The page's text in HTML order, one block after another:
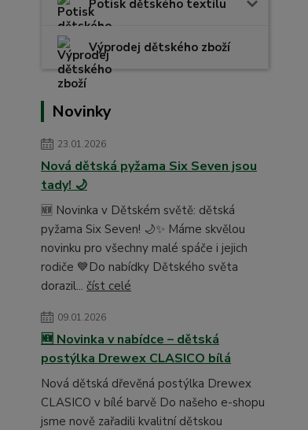
Potisk dětského textilu
Výprodej dětského zboží
Novinky
23.01.2026
Nová dětská pyžama Six Seven jsou
tady! 🌙
🆕 Novinka v Dětském světě: dětská
pyžama Six Seven! 🌙✨ Máme skvělou
novinku pro všechny malé spáče i jejich
rodiče 💙Do nabídky Dětského světa
dorazil... číst celé
09.01.2026
🆕 Novinka v nabídce – dětská
postýlka Drewex CLASICO bílá
Nová dětská dřevěná postýlka Drewex
CLASICO v bílé barvě Do našeho e-shopu
jsme nově zařadili kvalitní dětskou